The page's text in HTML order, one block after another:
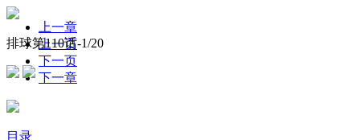
排球第110话-1/20
上一章
上一页
下一页
下一章
目录